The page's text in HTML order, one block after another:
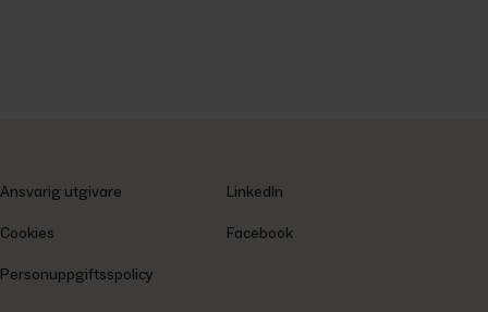
Ansvarig utgivare
Cookies
Personuppgiftsspolicy
LinkedIn
Facebook